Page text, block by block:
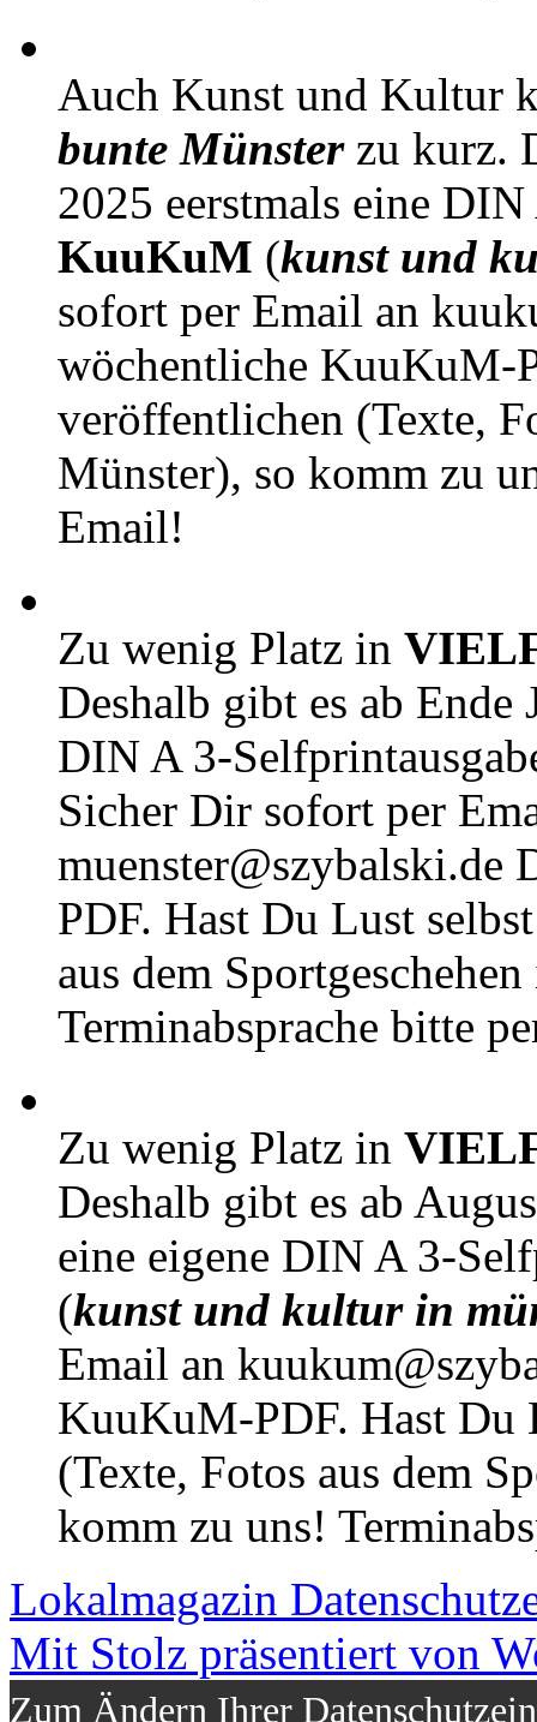
Auch Kunst und Kultur
bunte Münsterzu kurz.
2025 eerstmals eine
KuuKuM (kunst und
sofort per Email an
wöchentliche KuuKuM-
veröffentlichen (Texte,
Münster), so komm zu
Email!
Zu wenig Platz in
Deshalb gibt es ab Ende
DIN A 3-
Sicher Dir sofort per
muenster@szybalski.de
PDF. Hast Du Lust
aus dem
Terminabsprache bitte
Zu wenig Platz in
Deshalb gibt es ab
eine eigene DIN A 3-
(kunst und kultur in
Email an
KuuKuM-PDF. Hast Du
(Texte, Fotos aus dem
komm zu uns!
Lokalmagazin
Mit Stolz präsentiert von
Zum Ändern Ihrer